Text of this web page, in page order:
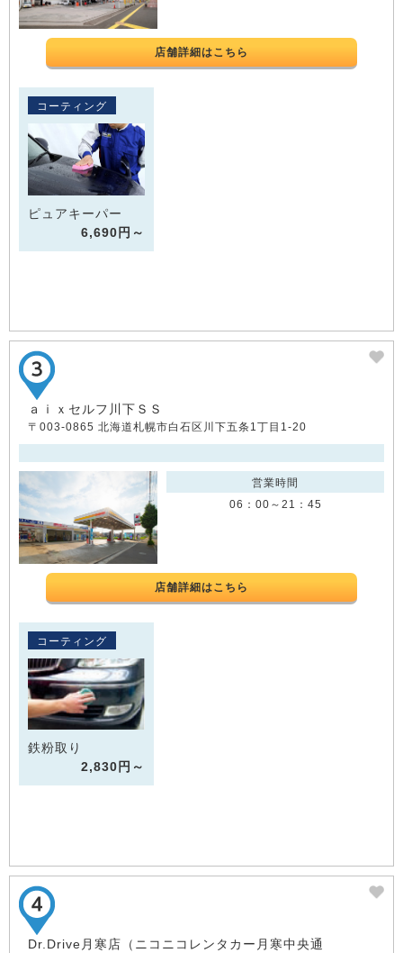
店舗詳細はこちら
コーティング
ピュアキーパー
6,690円～
ａｉｘセルフ川下ＳＳ
〒003-0865 北海道札幌市白石区川下五条1丁目1-20
営業時間
06：00～21：45
店舗詳細はこちら
コーティング
鉄粉取り
2,830円～
Dr.Drive月寒店（ニコニコレンタカー月寒中央通